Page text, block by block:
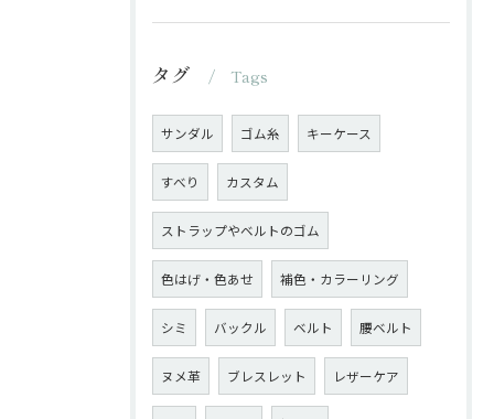
タグ Tags
サンダル ゴム糸 キーケース
すべり カスタム
ストラップやベルトのゴム
色はげ・色あせ 補色・カラーリング
シミ バックル ベルト 腰ベルト
ヌメ革 ブレスレット レザーケア